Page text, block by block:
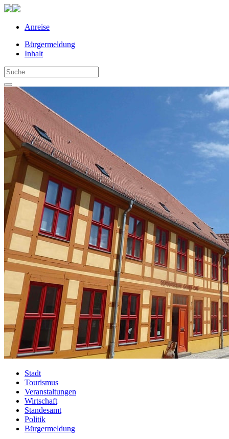
Anreise
Bürgermeldung
Inhalt
Stadt
Tourismus
Veranstaltungen
Wirtschaft
Standesamt
Politik
Bürgermeldung